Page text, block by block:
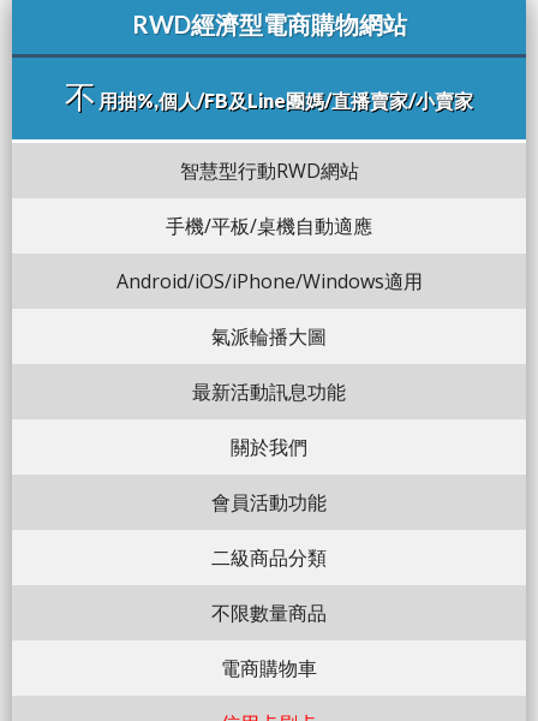
RWD經濟型電商購物網站
不 用抽%,個人/FB及Line團媽/直播賣家/小賣家
智慧型行動RWD網站
手機/平板/桌機自動適應
Android/iOS/iPhone/Windows適用
氣派輪播大圖
最新活動訊息功能
關於我們
會員活動功能
二級商品分類
不限數量商品
電商購物車